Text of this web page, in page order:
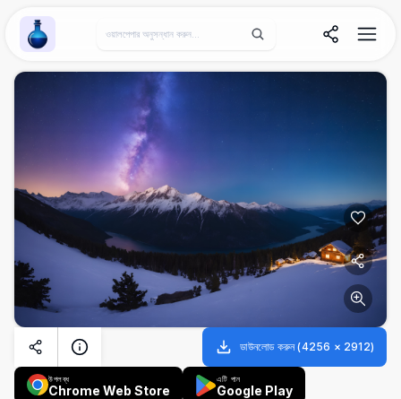
Wallpaper Alchemy
ডাউনলোড করুন(4256 × 2912)
উপলব্ধ
Chrome Web Store
এটি পান
Google Play